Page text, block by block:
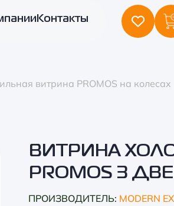
Контакты
витрина PROMOS на колесах
ВИТРИНА
PROMOS З
ПРОИЗВОДИТЕЛЬ: MODERN